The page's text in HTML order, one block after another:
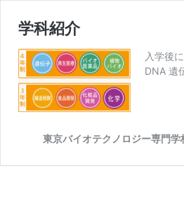
学科紹介
入学後
DNA 遺
東京バイオテクノロジー専門学